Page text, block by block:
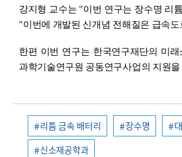
강지형 교수는 "이번 연구는 장수명 리
"이번에 개발된 신개념 전해질은 급속
한편 이번 연구는 한국연구재단의 미래
과학기술연구원 공동연구사업의 지원
리튬 금속 배터리 장수명
신소재공학과